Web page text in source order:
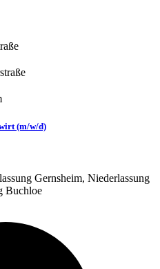
(m/w/d)
Gernsheim, Niederlassung
Buchloe